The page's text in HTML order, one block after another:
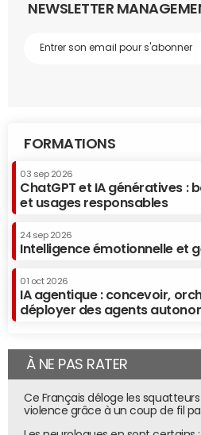
NEWSLETTER
FORMATIONS
03 sep 2026
ChatGPT et IA génératives :
et usages responsables
24 sep 2026
Intelligence émotionnelle et
01 oct 2026
IA agentique : concevoir,
déployer des agents
À NE PAS RATER
Ce Français déloge les
violence grâce à un coup de fil